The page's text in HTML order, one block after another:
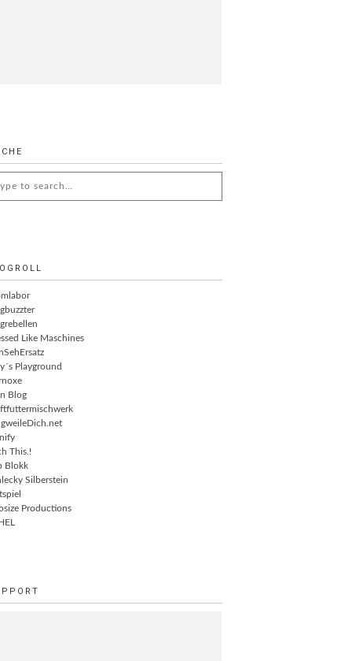
Like Maschines
Playground
Blog
This.!
Blokk
Silberstein
Productions